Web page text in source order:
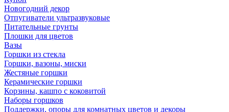
Новогодний декор
Отпугиватели ультразвуковые
Питательные грунты
Плошки для цветов
Вазы
Горшки из стекла
Горшки, вазоны, миски
Жестяные горшки
Керамические горшки
Корзины, кашпо с коковитой
Наборы горшков
Поддержки, опоры для комнатных цветов и декоры